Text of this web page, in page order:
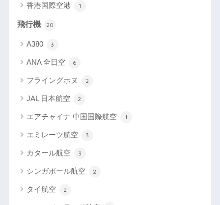
香港国際空港 1
飛行機 20
A380 3
ANA 全日空 6
フライングホヌ 2
JAL 日本航空 2
エアチャイナ 中国国際航空 1
エミレーツ航空 3
カタール航空 3
シンガポール航空 2
タイ航空 2